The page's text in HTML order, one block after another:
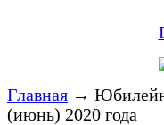
Главная →
(июнь) 2020 года